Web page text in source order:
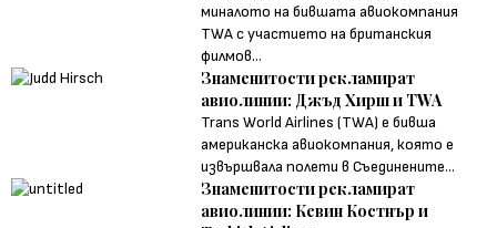
миналото на бившата авиокомпания
TWA с участието на британския
филмов...
Знаменитости рекламират
авиолинии: Джъд Хирш и TWA
Trans World Airlines (TWA) е бивша
американска авиокомпания, която е
извършвала полети в Съединените...
Знаменитости рекламират
авиолинии: Кевин Костнър и